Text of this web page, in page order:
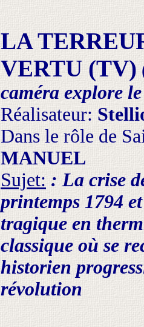
LA
VERTU (TV)
caméra explore
Réalisateur:
Dans le rôle de
MANUEL
Sujet: : La crise
printemps 1794
tragique en
classique où se
historien
révolution